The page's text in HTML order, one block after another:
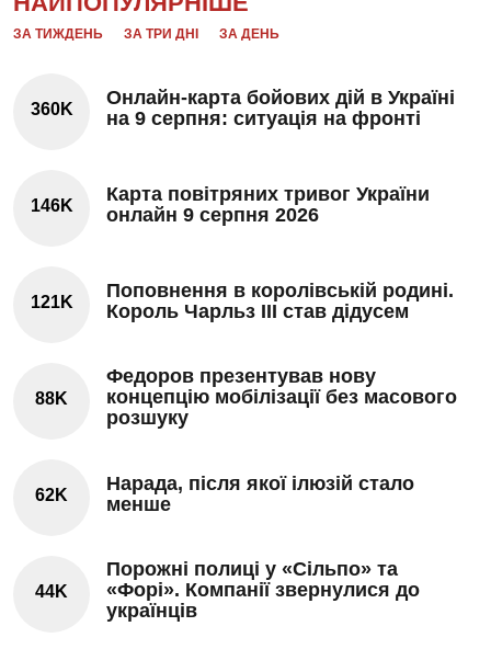
ЗА ТИЖДЕНЬ ЗА ТРИ ДНІ ЗА ДЕНЬ
360K
Онлайн-карта бойових дій в Україні
на 9 серпня: ситуація на фронті
146K
Карта повітряних тривог України
онлайн 9 серпня 2026
121K
Поповнення в королівській родині.
Король Чарльз III став дідусем
88K
Федоров презентував нову
концепцію мобілізації без масового
розшуку
62K
Нарада, після якої ілюзій стало
менше
44K
Порожні полиці у «Сільпо» та
«Форі». Компанії звернулися до
українців